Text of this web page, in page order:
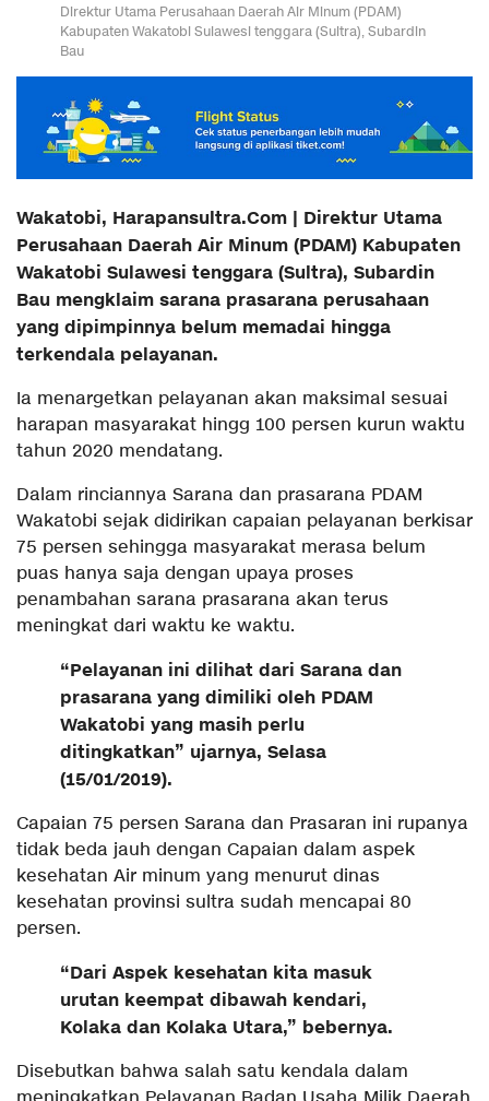
Direktur Utama Perusahaan Daerah Air Minum (PDAM)
Kabupaten Wakatobi Sulawesi tenggara (Sultra), Subardin
Bau
Wakatobi, Harapansultra.Com | Direktur Utama
Perusahaan Daerah Air Minum (PDAM) Kabupaten
Wakatobi Sulawesi tenggara (Sultra), Subardin
Bau mengklaim sarana prasarana perusahaan
yang dipimpinnya belum memadai hingga
terkendala pelayanan.
Ia menargetkan pelayanan akan maksimal sesuai
harapan masyarakat hingg 100 persen kurun waktu
tahun 2020 mendatang.
Dalam rinciannya Sarana dan prasarana PDAM
Wakatobi sejak didirikan capaian pelayanan berkisar
75 persen sehingga masyarakat merasa belum
puas hanya saja dengan upaya proses
penambahan sarana prasarana akan terus
meningkat dari waktu ke waktu.
“Pelayanan ini dilihat dari Sarana dan
prasarana yang dimiliki oleh PDAM
Wakatobi yang masih perlu
ditingkatkan” ujarnya, Selasa
(15/01/2019).
Capaian 75 persen Sarana dan Prasaran ini rupanya
tidak beda jauh dengan Capaian dalam aspek
kesehatan Air minum yang menurut dinas
kesehatan provinsi sultra sudah mencapai 80
persen.
“Dari Aspek kesehatan kita masuk
urutan keempat dibawah kendari,
Kolaka dan Kolaka Utara,” bebernya.
Disebutkan bahwa salah satu kendala dalam